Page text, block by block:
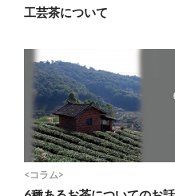
工芸茶について
<コラム>